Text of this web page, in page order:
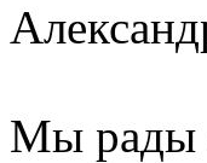
Мы рады